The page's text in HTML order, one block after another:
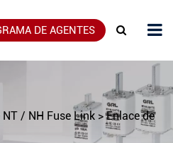
DE AGENTES
NT / NH Fuse Link >Enlace de